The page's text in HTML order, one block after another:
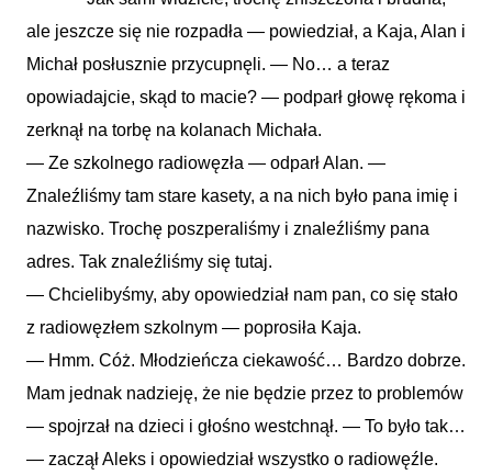
ale jeszcze się nie rozpadła — powiedział, a Kaja, Alan i
Michał posłusznie przycupnęli. — No… a teraz
opowiadajcie, skąd to macie? — podparł głowę rękoma i
zerknął na torbę na kolanach Michała.
— Ze szkolnego radiowęzła — odparł Alan. —
Znaleźliśmy tam stare kasety, a na nich było pana imię i
nazwisko. Trochę poszperaliśmy i znaleźliśmy pana
adres. Tak znaleźliśmy się tutaj.
— Chcielibyśmy, aby opowiedział nam pan, co się stało
z radiowęzłem szkolnym — poprosiła Kaja.
— Hmm. Cóż. Młodzieńcza ciekawość… Bardzo dobrze.
Mam jednak nadzieję, że nie będzie przez to problemów
— spojrzał na dzieci i głośno westchnął. — To było tak…
— zaczął Aleks i opowiedział wszystko o radiowęźle.